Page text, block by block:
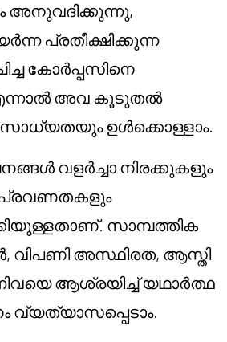
പ്രതീക്ഷിക്കുന്ന
കോർപ്പസിനെ
എന്നാൽ അവ കൂടുതൽ
ഉൾക്കൊള്ളാം.
വളർച്ചാ നിരക്കുകളും
പ്രവണതകളും
സാമ്പത്തിക
അസ്ഥിരത, ആസ്തി
ആശ്രയിച്ച് യഥാർത്ഥ
വ്യത്യാസപ്പെടാം.